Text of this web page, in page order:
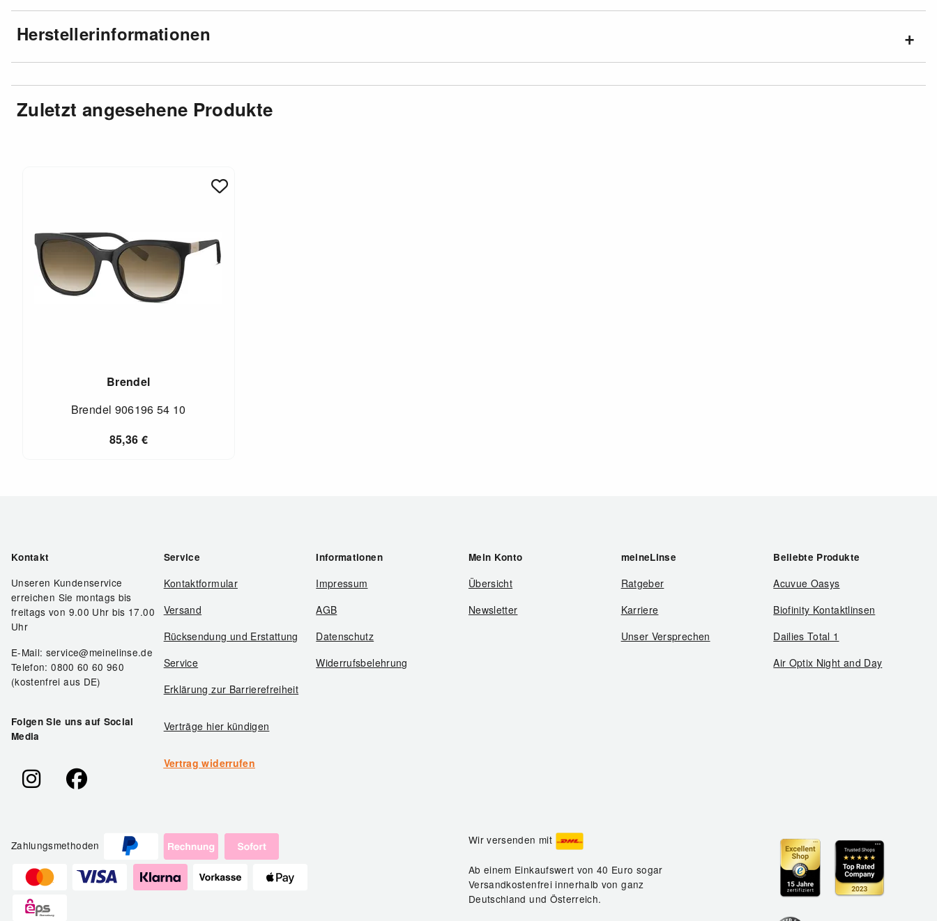
Herstellerinformationen
Zuletzt angesehene Produkte
Brendel
Brendel 906196 54 10
85,36 €
Kontakt
Unseren Kundenservice
erreichen Sie montags bis
freitags von 9.00 Uhr bis 17.00
Uhr
E-Mail: service@meinelinse.de
Telefon: 0800 60 60 960
(kostenfrei aus DE)
Folgen Sie uns auf Social
Media
Service
Kontaktformular
Versand
Rücksendung und Erstattung
Service
Erklärung zur Barrierefreiheit
Verträge hier kündigen
Vertrag widerrufen
Informationen
Impressum
AGB
Datenschutz
Widerrufsbelehrung
Mein Konto
Übersicht
Newsletter
meineLinse
Ratgeber
Karriere
Unser Versprechen
Beliebte Produkte
Acuvue Oasys
Biofinity Kontaktlinsen
Dailies Total 1
Air Optix Night and Day
Zahlungsmethoden Wir versenden mit
Ab einem Einkaufswert von 40 Euro sogar
Versandkostenfrei innerhalb von ganz
Deutschland und Österreich.